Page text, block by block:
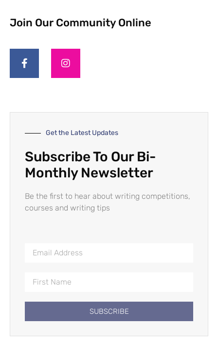
Join Our Community Online
Get the Latest Updates
Subscribe To Our Bi-
Monthly Newsletter
Be the first to hear about writing competitions,
courses and writing tips
SUBSCRIBE